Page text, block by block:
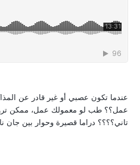
عندما تكون عصبي أو غير قادر عن
عمل؟؟ طب لو معمولك عمل، ممكن
تاني؟؟؟؟ دراما قصيرة وحوار بين جان